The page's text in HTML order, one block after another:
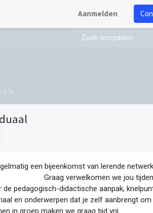
Aanmelden
0 %
een bijeenkomst van lerende
verwelkomen we jou
pedagogisch-didactische aanpak,
en onderwerpen dat je zelf aanbrengt om
in groep maken we graag